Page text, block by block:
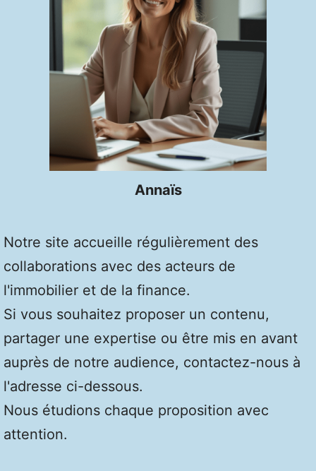
Annaïs
Notre site accueille régulièrement des
collaborations avec des acteurs de
l'immobilier et de la finance.
Si vous souhaitez proposer un contenu,
partager une expertise ou être mis en avant
auprès de notre audience, contactez-nous à
l'adresse ci-dessous.
Nous étudions chaque proposition avec
attention.